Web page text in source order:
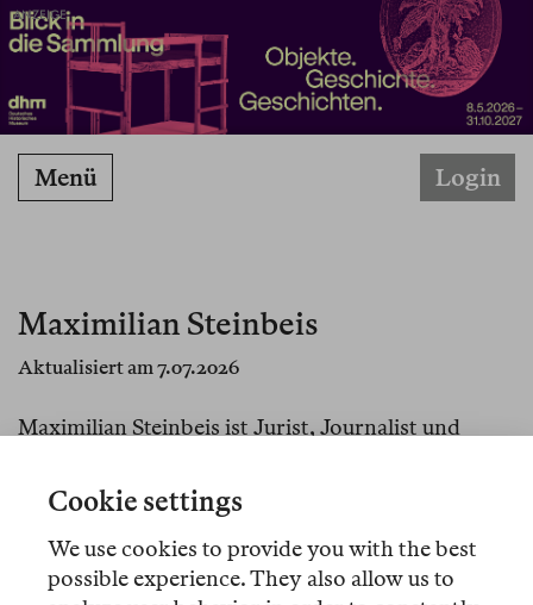
ANZEIGE
Menü Login
Maximilian Steinbeis
Aktualisiert am 7.07.2026
Maximilian Steinbeis ist Jurist, Journalist und
Verfassungsblogs sowie Autor mehrerer Bücher
zur deutschen Verfassungsordnung und zur
Verwundbarkeit der liberalen Demokratie.
Cookie settings
We use cookies to provide you with the best
possible experience. They also allow us to